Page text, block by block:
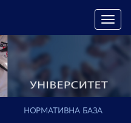
T
o
g
e
n
НОРМАТИВНА БАЗА